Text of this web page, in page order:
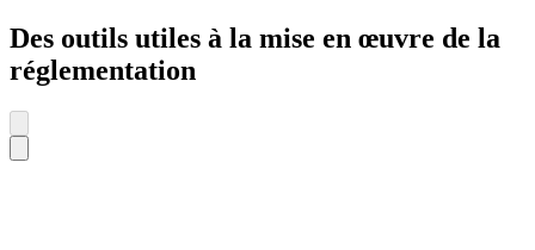
Des outils utiles à la mise en œuvre de la
réglementation